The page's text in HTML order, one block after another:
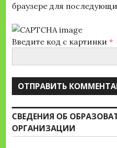
браузере для
Введите код с картинки *
СВЕДЕНИЯ ОБ
ОРГАНИЗАЦИИ